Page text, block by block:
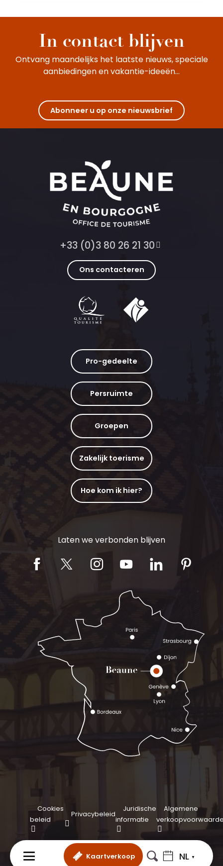
Kaartverkoop NL
In contact blijven
Ontvang maandelijks het laatste nieuws, speciale
aanbiedingen en vakantie-ideeën...
Abonneer u op onze nieuwsbrief
+33 (0)3 80 26 21 30
Ons contacteren
Pro-gedeelte
Persruimte
Groepen
Zakelijk toerisme
Hoe kom ik hier?
Laten we verbonden blijven
Cookies
beleid
Privacybeleid
Juridische
informatie
Algemene